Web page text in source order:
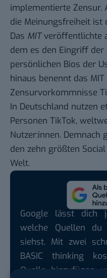
implementierte Zensur.
die Meinungsfreiheit ist
Das MITveröffentlichte
dem es den Eingriff
persönlichen Bios der
hinaus benennt das
Zensurvorkommnisse
In Deutschland nutzen
Personen TikTok,
Nutzer:innen. Demnach
den zehn größten
Welt.
Google lässt dich
welche Quellen
siehst. Mit zwei
BASIC thinking
Quelle hinzufügen